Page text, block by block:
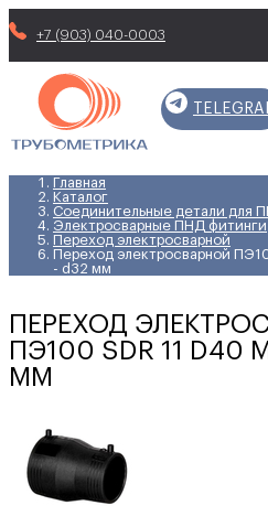
+7 (903) 040-0003
Главная
Каталог
Соединительные детали для
Электросварные ПНД фитинги
Переход электросварной
Переход электросварной
- d32 мм
ПЕРЕХОД
ПЭ100 SDR 11 D40
ММ